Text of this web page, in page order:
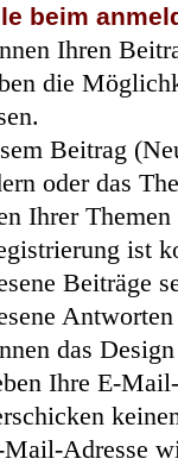
beim
Ihren
die
Beitrag
oder das
Ihrer
ist
Beiträge
das
Ihre E-
Adresse